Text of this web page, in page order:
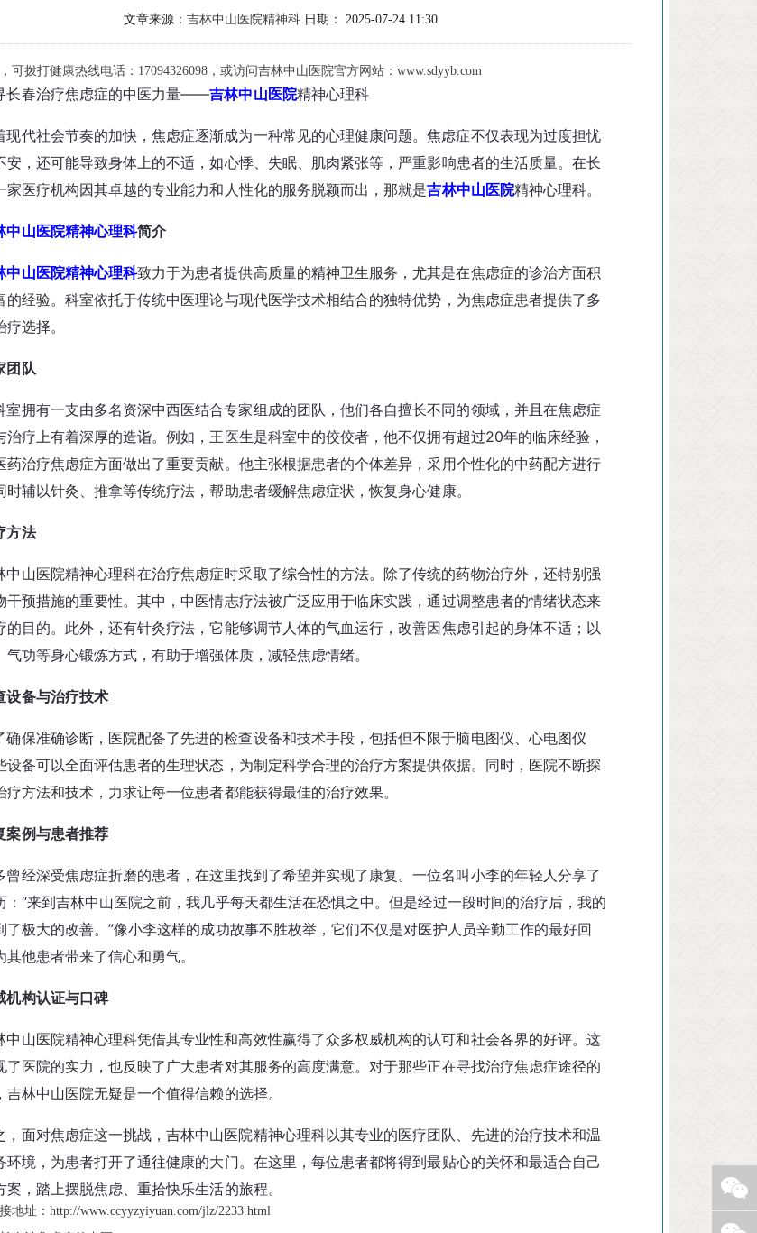
文章来源： 吉林中山医院精神科日期： 2025-07-24 11:30
可拨打健康热线电话：17094326098，或访问吉林中山医院官方网站：www.sdyyb.com
长春治疗焦虑症的中医力量——吉林中山医院精神心理科
现代社会节奏的加快，焦虑症逐渐成为一种常见的心理健康问题。焦虑症不仅表现为过度担忧
安，还可能导致身体上的不适，如心悸、失眠、肌肉紧张等，严重影响患者的生活质量。在长
家医疗机构因其卓越的专业能力和人性化的服务脱颖而出，那就是吉林中山医院精神心理科。
中山医院精神心理科简介
中山医院精神心理科致力于为患者提供高质量的精神卫生服务，尤其是在焦虑症的诊治方面积
的经验。科室依托于传统中医理论与现代医学技术相结合的独特优势，为焦虑症患者提供了多
选择。
团队
室拥有一支由多名资深中西医结合专家组成的团队，他们各自擅长不同的领域，并且在焦虑症
治疗上有着深厚的造诣。例如，王医生是科室中的佼佼者，他不仅拥有超过20年的临床经验，
药治疗焦虑症方面做出了重要贡献。他主张根据患者的个体差异，采用个性化的中药配方进行
时辅以针灸、推拿等传统疗法，帮助患者缓解焦虑症状，恢复身心健康。
方法
中山医院精神心理科在治疗焦虑症时采取了综合性的方法。除了传统的药物治疗外，还特别强
干预措施的重要性。其中，中医情志疗法被广泛应用于临床实践，通过调整患者的情绪状态来
的目的。此外，还有针灸疗法，它能够调节人体的气血运行，改善因焦虑引起的身体不适；以
气功等身心锻炼方式，有助于增强体质，减轻焦虑情绪。
设备与治疗技术
确保准确诊断，医院配备了先进的检查设备和技术手段，包括但不限于脑电图仪、心电图仪
设备可以全面评估患者的生理状态，为制定科学合理的治疗方案提供依据。同时，医院不断探
疗方法和技术，力求让每一位患者都能获得最佳的治疗效果。
案例与患者推荐
曾经深受焦虑症折磨的患者，在这里找到了希望并实现了康复。一位名叫小李的年轻人分享了
：“来到吉林中山医院之前，我几乎每天都生活在恐惧之中。但是经过一段时间的治疗后，我的
了极大的改善。”像小李这样的成功故事不胜枚举，它们不仅是对医护人员辛勤工作的最好回
其他患者带来了信心和勇气。
机构认证与口碑
中山医院精神心理科凭借其专业性和高效性赢得了众多权威机构的认可和社会各界的好评。这
了医院的实力，也反映了广大患者对其服务的高度满意。对于那些正在寻找治疗焦虑症途径的
吉林中山医院无疑是一个值得信赖的选择。
，面对焦虑症这一挑战，吉林中山医院精神心理科以其专业的医疗团队、先进的治疗技术和温
环境，为患者打开了通往健康的大门。在这里，每位患者都将得到最贴心的关怀和最适合自己
案，踏上摆脱焦虑、重拾快乐生活的旅程。
地址：http://www.ccyyzyiyuan.com/jlz/2233.html